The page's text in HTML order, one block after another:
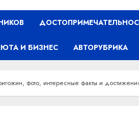
И БИЗНЕС АВТОРУБРИКА
фото, интересные факты и